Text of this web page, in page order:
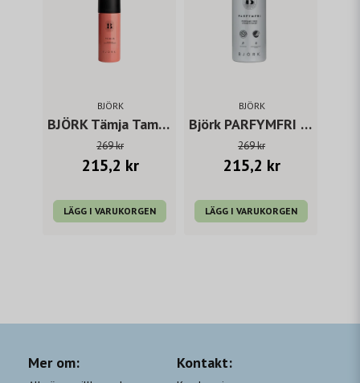
BJÖRK
BJÖRK Tämja Taming Oil 50 ml
269 kr
215,2 kr
LÄGG I VARUKORGEN
BJÖRK
Björk PARFYMFRI Conditioner 250ml
269 kr
215,2 kr
LÄGG I VARUKORGEN
Mer om: Kontakt: